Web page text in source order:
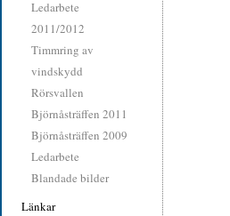
Ledarbete
2011/2012
Timmring av
vindskydd
Rörsvallen
Björnåsträffen 2011
Björnåsträffen 2009
Ledarbete
Blandade bilder
Länkar